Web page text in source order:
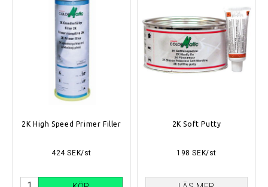
2K High Speed Primer Filler
424 SEK/st
2K Soft Putty
198 SEK/st